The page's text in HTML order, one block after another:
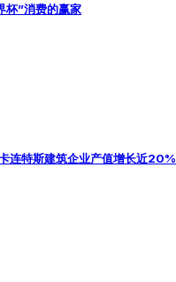
杯”消费的赢家
连特斯建筑企业产值增长近20%